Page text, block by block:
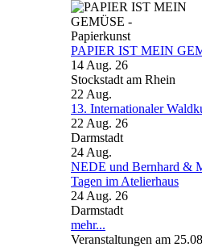
PAPIER IST MEIN
14 Aug. 26
Stockstadt am Rhein
22 Aug.
13. Internationaler
22 Aug. 26
Darmstadt
24 Aug.
NEDE und Bernhard &
Tagen im Atelierhaus
24 Aug. 26
Darmstadt
mehr...
Veranstaltungen am